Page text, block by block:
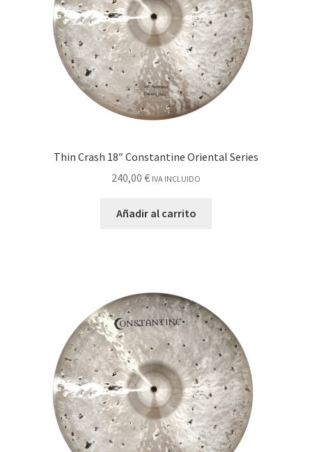
Thin Crash 18″ Constantine Oriental Series
240,00 € IVA INCLUIDO
Añadir al carrito